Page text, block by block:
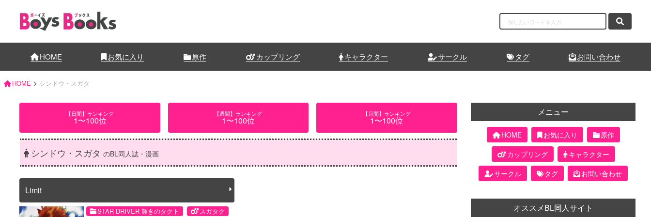
HOME お気に入り 原作 カップリング キャラクター サークル タグ お問い合わせ
HOME > シンドウ・スガタ
【日間】ランキング
1〜100位
【週間】ランキング
1〜100位
【月間】ランキング
1〜100位
シンドウ・スガタのBL同人誌・漫画
Limit
STAR DRIVER 輝きのタクト
スガタク
メニュー
HOME お気に入り
原作
カップリング
キャラクター
サークル
タグ お問い合わせ
オススメBL同人サイト